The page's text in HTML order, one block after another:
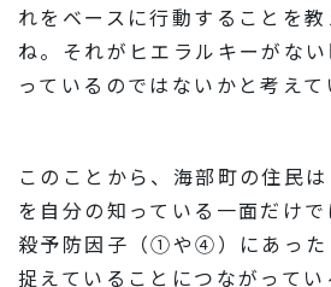
れをベースに行動することを
ね。それがヒエラルキーがな
っているのではないかと考えて
このことから、海部町の住民
を自分の知っている一面だけ
殺予防因子（①や④）にあった
捉えていることにつながって